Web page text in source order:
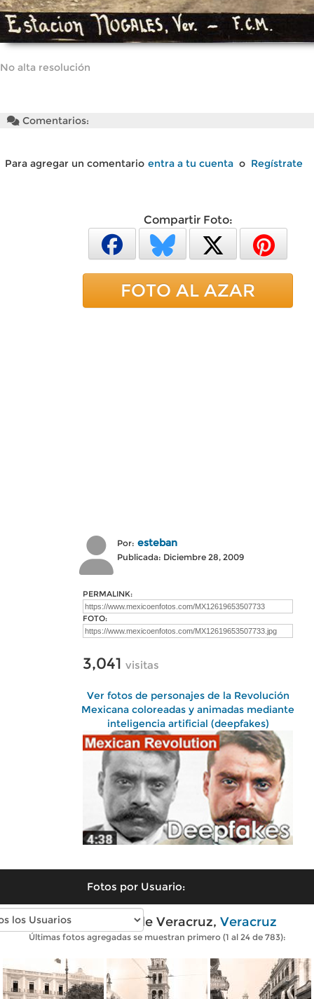
No alta resolución
Comentarios:
Para agregar un comentario entra a tu cuenta o Regístrate
Compartir Foto:
FOTO AL AZAR
Por: esteban
Publicada: Diciembre 28, 2009
PERMALINK:
FOTO:
3,041 visitas
Ver fotos de personajes de la Revolución
Mexicana coloreadas y animadas mediante
inteligencia artificial (deepfakes)
Fotos por Usuario:
Fotos antiguas de Veracruz, Veracruz
Últimas fotos agregadas se muestran primero (1 al 24 de 783):